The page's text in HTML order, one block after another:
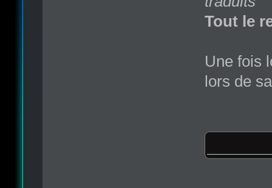
Tout le
Une fois
lors de